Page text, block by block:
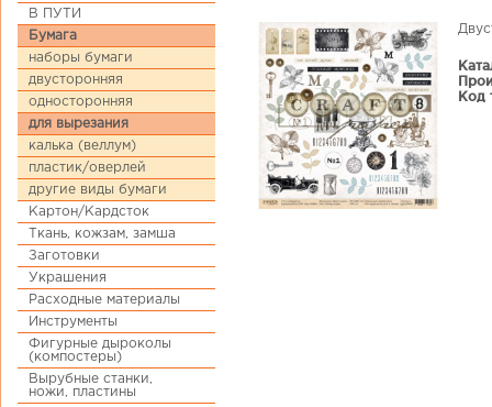
В ПУТИ
Бумага
наборы бумаги
двусторонняя
односторонняя
для вырезания
калька (веллум)
пластик/оверлей
другие виды бумаги
Картон/Кардсток
Ткань, кожзам, замша
Заготовки
Украшения
Расходные материалы
Инструменты
Фигурные дыроколы
(компостеры)
Вырубные станки,
ножи, пластины
Код